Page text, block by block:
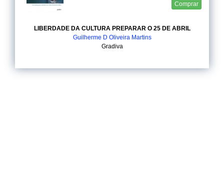
Comprar
LIBERDADE DA CULTURA PREPARAR O 25 DE ABRIL
Guilherme D Oliveira Martins
Gradiva